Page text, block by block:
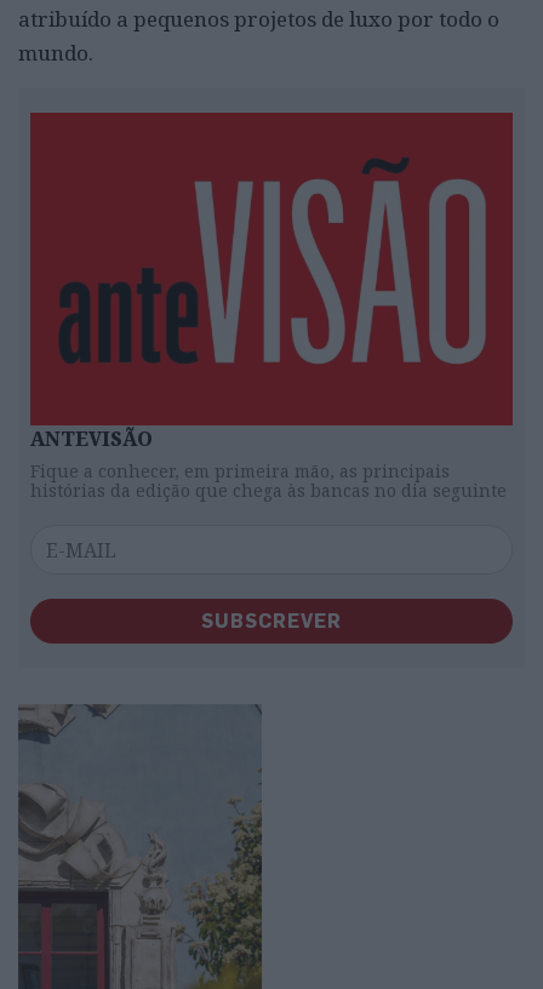
atribuído a pequenos projetos de luxo por todo o
mundo.
ANTEVISÃO
Fique a conhecer, em primeira mão, as principais
histórias da edição que chega às bancas no dia seguinte
SUBSCREVER